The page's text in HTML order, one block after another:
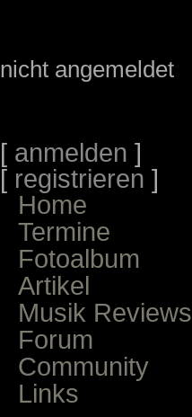
nicht angemeldet
[ anmelden ]
[ registrieren ]
Home
Termine
Fotoalbum
Artikel
Musik Reviews
Forum
Community
Links